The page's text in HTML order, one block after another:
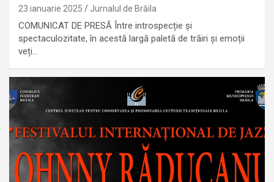
23 ianuarie 2025 Jurnalul de Brăila
COMUNICAT DE PRESĂ Între introspecție și
spectaculozitate, în acestă largă paletă de trăiri și emoții
veți…